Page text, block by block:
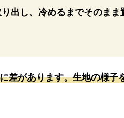
出し、冷めるまでそのまま
差があります。生地の様子